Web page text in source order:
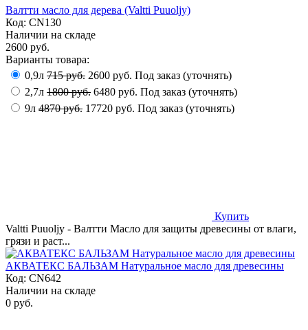
Валтти масло для дерева (Valtti Puuoljy)
Код: CN130
Наличии на складе
2600 руб.
Варианты товара:
0,9л 715 руб. 2600 руб. Под заказ (уточнять)
2,7л 1800 руб. 6480 руб. Под заказ (уточнять)
9л 4870 руб. 17720 руб. Под заказ (уточнять)
Купить
Valtti Puuoljy - Валтти Масло для защиты древесины от влаги,
грязи и раст...
АКВАТЕКС БАЛЬЗАМ Натуральное масло для древесины
Код: CN642
Наличии на складе
0 руб.